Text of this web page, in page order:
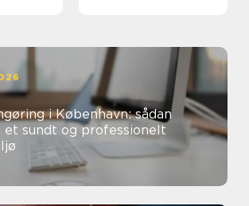
i København: sådan
et sundt og professionelt